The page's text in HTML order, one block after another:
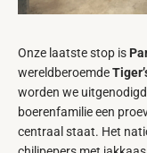
Onze laatste stop is
wereldberoemde
worden we
boerenfamilie een
centraal staat. Het